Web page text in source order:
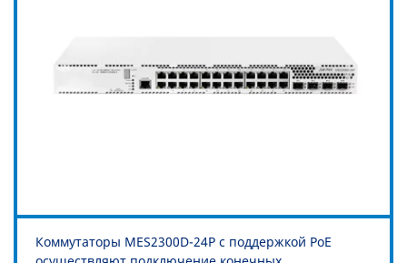
Коммутаторы MES2300D-24P с поддержкой PoE